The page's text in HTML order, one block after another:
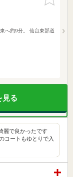
りに追加
へ約9分。 仙台東部道
見る
麗で良かったです
コートもゆとりで入